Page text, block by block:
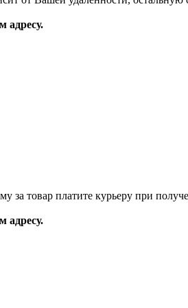
адресу.
за товар платите курьеру при
адресу.